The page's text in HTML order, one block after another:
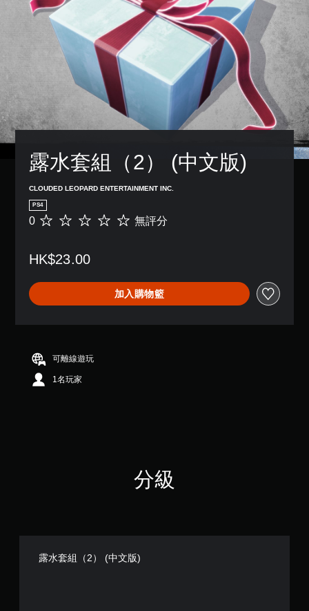
露水套組（2） (中文版)
CLOUDED LEOPARD ENTERTAINMENT INC.
PS4
無
0 無評分
HK$23.00
加入購物籃
可離線遊玩
1名玩家
分級
露水套組（2） (中文版)